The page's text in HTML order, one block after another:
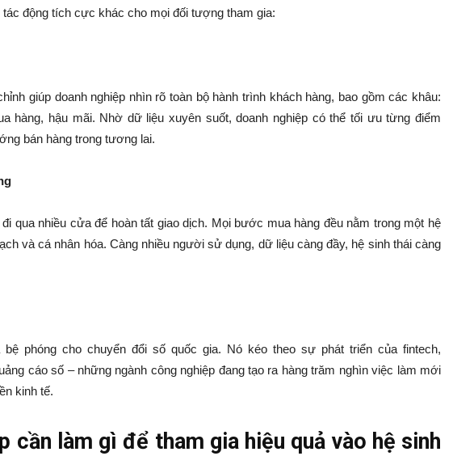
tác động tích cực khác cho mọi đối tượng tham gia:
giúp doanh nghiệp nhìn rõ toàn bộ hành trình khách hàng, bao gồm các khâu:
hàng, hậu mãi. Nhờ dữ liệu xuyên suốt, doanh nghiệp có thể tối ưu từng điểm
bán hàng trong tương lai.
qua nhiều cửa để hoàn tất giao dịch. Mọi bước mua hàng đều nằm trong một hệ
và cá nhân hóa. Càng nhiều người sử dụng, dữ liệu càng đầy, hệ sinh thái càng
phóng cho chuyển đổi số quốc gia. Nó kéo theo sự phát triển của fintech,
cáo số – những ngành công nghiệp đang tạo ra hàng trăm nghìn việc làm mới
kinh tế.
cần làm gì để tham gia hiệu quả vào hệ sinh